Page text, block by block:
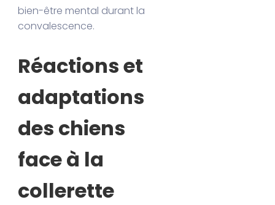
bien-être mental durant la
convalescence.
Réactions et
adaptations
des chiens
face à la
collerette